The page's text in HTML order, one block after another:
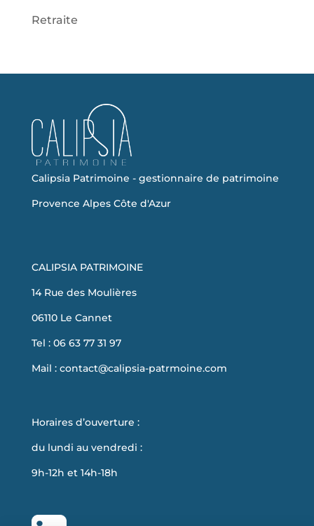
Retraite
Calipsia Patrimoine - gestionnaire de patrimoine
Provence Alpes Côte d'Azur
CALIPSIA PATRIMOINE
14 Rue des Moulières
06110 Le Cannet
Tel : 06 63 77 31 97
Mail : contact@calipsia-patrmoine.com
Horaires d’ouverture :
du lundi au vendredi :
9h-12h et 14h-18h